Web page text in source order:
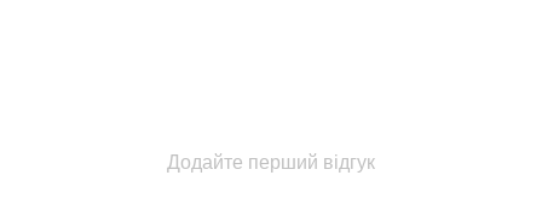
Додайте перший відгук